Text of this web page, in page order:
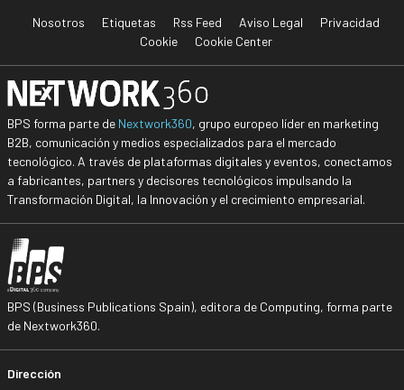
Nosotros Etiquetas Rss Feed Aviso Legal
Privacidad
Cookie
Cookie Center
BPS forma parte de Nextwork360, grupo europeo líder en marketing
B2B, comunicación y medios especializados para el mercado
tecnológico. A través de plataformas digitales y eventos, conectamos
a fabricantes, partners y decisores tecnológicos impulsando la
Transformación Digital, la Innovación y el crecimiento empresarial.
BPS (Business Publications Spain), editora de Computing, forma parte
de Nextwork360.
Dirección